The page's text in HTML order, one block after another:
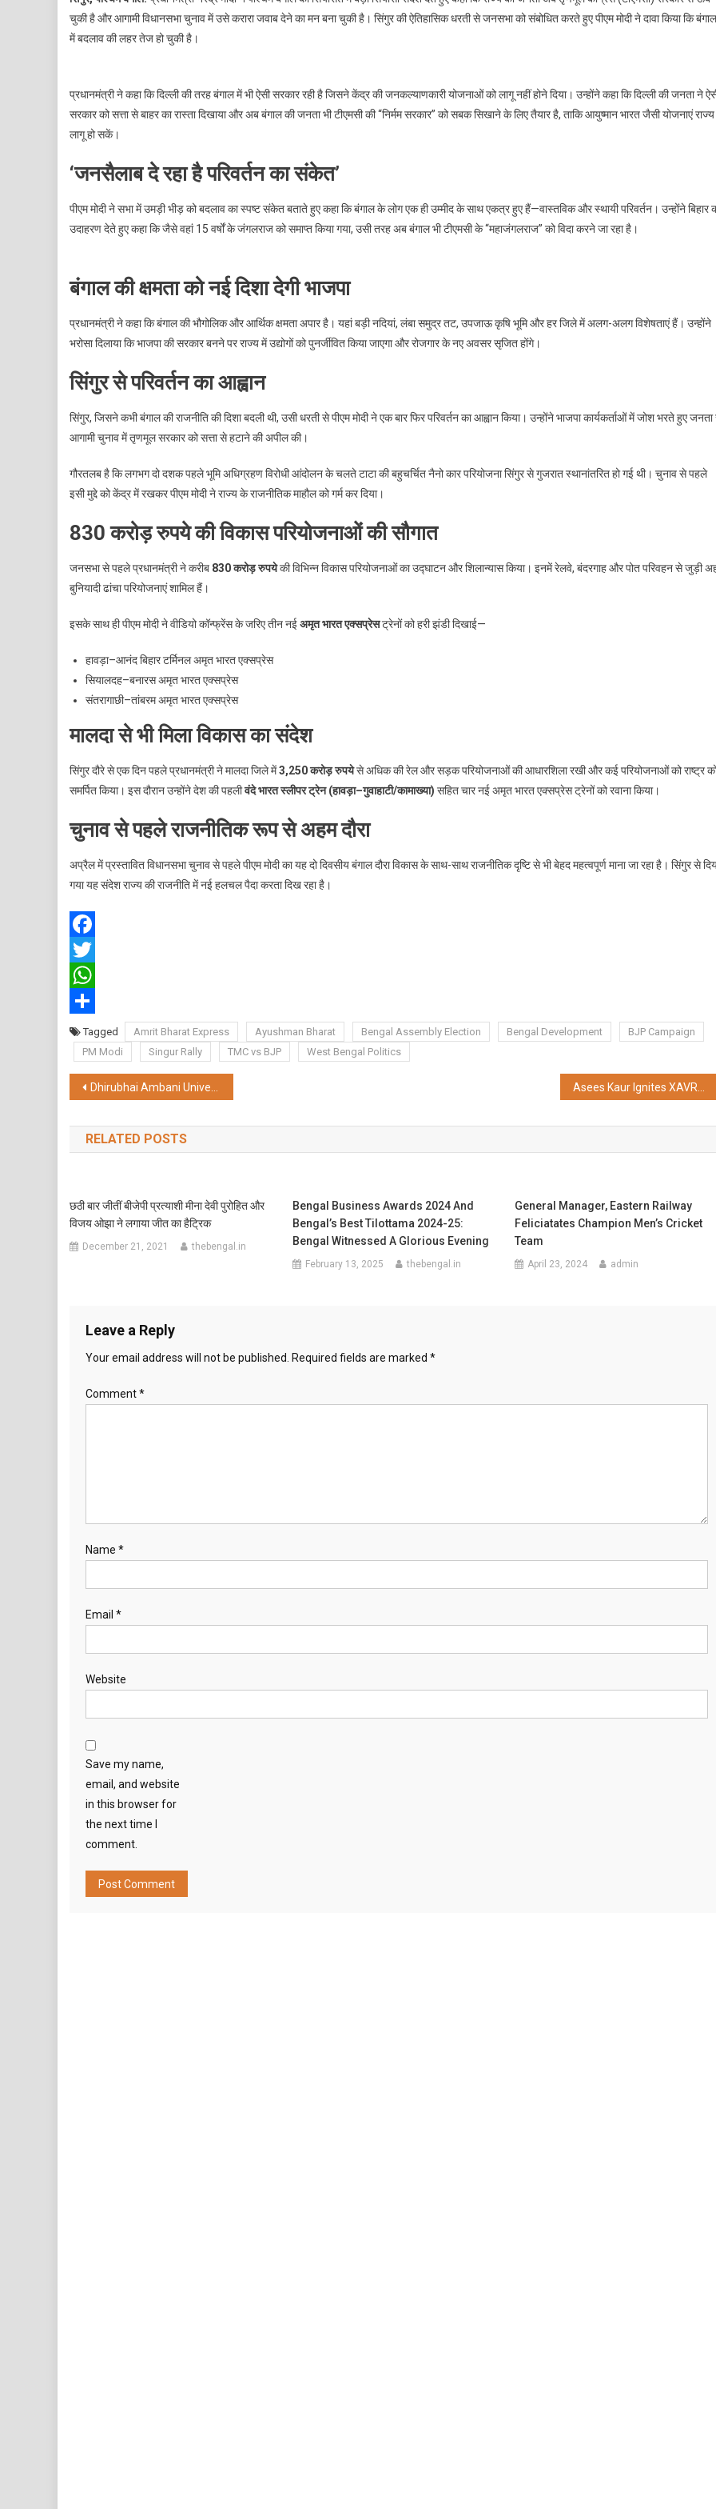
से
पीएम
पर
तीखा
में
अब
चुकी है और आगामी विधानसभा चुनाव में उसे करारा जवाब देने का मन बना चुकी है। सिंगुर की ऐतिहासिक धरती से जनसभा को संबोधित करते हुए पीएम मोदी ने दावा किया कि बंगाल
में बदलाव की लहर तेज हो चुकी है।
प्रधानमंत्री ने कहा कि दिल्ली की तरह बंगाल में भी ऐसी सरकार रही है जिसने केंद्र की जनकल्याणकारी योजनाओं को लागू नहीं होने दिया। उन्होंने कहा कि दिल्ली की जनता ने
सरकार को सत्ता से बाहर का रास्ता दिखाया और अब बंगाल की जनता भी टीएमसी की “निर्मम सरकार” को सबक सिखाने के लिए तैयार है, ताकि आयुष्मान भारत जैसी योजनाएं
लागू हो सकें।
‘जनसैलाब दे रहा है परिवर्तन का संकेत’
पीएम मोदी ने सभा में उमड़ी भीड़ को बदलाव का स्पष्ट संकेत बताते हुए कहा कि बंगाल के लोग एक ही उम्मीद के साथ एकत्र हुए हैं—वास्तविक और स्थायी परिवर्तन। उन्होंने बिहार
उदाहरण देते हुए कहा कि जैसे वहां 15 वर्षों के जंगलराज को समाप्त किया गया, उसी तरह अब बंगाल भी टीएमसी के “महाजंगलराज” को विदा करने जा रहा है।
बंगाल की क्षमता को नई दिशा देगी भाजपा
प्रधानमंत्री ने कहा कि बंगाल की भौगोलिक और आर्थिक क्षमता अपार है। यहां बड़ी नदियां, लंबा समुद्र तट, उपजाऊ कृषि भूमि और हर जिले में अलग-अलग विशेषताएं हैं। उन्होंने
भरोसा दिलाया कि भाजपा की सरकार बनने पर राज्य में उद्योगों को पुनर्जीवित किया जाएगा और रोजगार के नए अवसर सृजित होंगे।
सिंगुर से परिवर्तन का आह्वान
सिंगुर, जिसने कभी बंगाल की राजनीति की दिशा बदली थी, उसी धरती से पीएम मोदी ने एक बार फिर परिवर्तन का आह्वान किया। उन्होंने भाजपा कार्यकर्ताओं में जोश भरते हुए
आगामी चुनाव में तृणमूल सरकार को सत्ता से हटाने की अपील की।
गौरतलब है कि लगभग दो दशक पहले भूमि अधिग्रहण विरोधी आंदोलन के चलते टाटा की बहुचर्चित नैनो कार परियोजना सिंगुर से गुजरात स्थानांतरित हो गई थी। चुनाव से पहले
इसी मुद्दे को केंद्र में रखकर पीएम मोदी ने राज्य के राजनीतिक माहौल को गर्म कर दिया।
830 करोड़ रुपये की विकास परियोजनाओं की सौगात
जनसभा से पहले प्रधानमंत्री ने करीब 830 करोड़ रुपयेकी विभिन्न विकास परियोजनाओं का उद्घाटन और शिलान्यास किया। इनमें रेलवे, बंदरगाह और पोत परिवहन से जुड़ी
बुनियादी ढांचा परियोजनाएं शामिल हैं।
इसके साथ ही पीएम मोदी ने वीडियो कॉन्फ्रेंस के जरिए तीन नईअमृत भारत एक्सप्रेसट्रेनों को हरी झंडी दिखाई—
हावड़ा–आनंद बिहार टर्मिनल अमृत भारत एक्सप्रेस
सियालदह–बनारस अमृत भारत एक्सप्रेस
संतरागाछी–तांबरम अमृत भारत एक्सप्रेस
मालदा से भी मिला विकास का संदेश
सिंगुर दौरे से एक दिन पहले प्रधानमंत्री ने मालदा जिले में3,250 करोड़ रुपयेसे अधिक की रेल और सड़क परियोजनाओं की आधारशिला रखी और कई परियोजनाओं को राष्ट्र
समर्पित किया। इस दौरान उन्होंने देश की पहलीवंदे भारत स्लीपर ट्रेन (हावड़ा–गुवाहाटी/कामाख्या) सहित चार नई अमृत भारत एक्सप्रेस ट्रेनों को रवाना किया।
चुनाव से पहले राजनीतिक रूप से अहम दौरा
अप्रैल में प्रस्तावित विधानसभा चुनाव से पहले पीएम मोदी का यह दो दिवसीय बंगाल दौरा विकास के साथ-साथ राजनीतिक दृष्टि से भी बेहद महत्वपूर्ण माना जा रहा है। सिंगुर से
गया यह संदेश राज्य की राजनीति में नई हलचल पैदा करता दिख रहा है।
Facebook
Twitter
WhatsApp
ShareTagged Amrit Bharat Express Ayushman Bharat Bengal Assembly Election Bengal Development
BJP Campaign
PM Modi
Singur Rally TMC vs BJP West Bengal Politics
Post
navigation
Dhirubhai Ambani University Confers 649 Degrees at its 20th Convocation Ceremony
RELATED POSTS
छठी बार जीतीं बीजेपी प्रत्याशी मीना देवी पुरोहित और
विजय ओझा ने लगाया जीत का हैट्रिक
December 21, 2021 thebengal.in
Bengal Business Awards 2024 And
Bengal’s Best Tilottama 2024-25:
Bengal Witnessed A Glorious Evening
February 13, 2025 thebengal.in
General Manager, Eastern Railway
Feliciatates Champion Men’s Cricket
Team
April 23, 2024 admin
Leave a Reply
Your email address will not be published. Required fields are marked *
Comment*
Name *
Email *
Website
Save my name,
email, and website
in this browser for
the next time I
comment.